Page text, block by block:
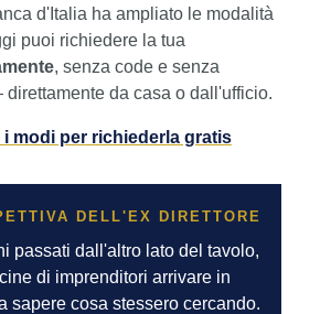
d'Italia ha ampliato le modalità
puoi richiedere la tua
, senza code e senza
da casa o dall'ufficio.
modi per richiederla gratis
DELL'EX DIRETTORE
passati dall'altro lato del tavolo,
di imprenditori arrivare in
sapere cosa stessero cercando.